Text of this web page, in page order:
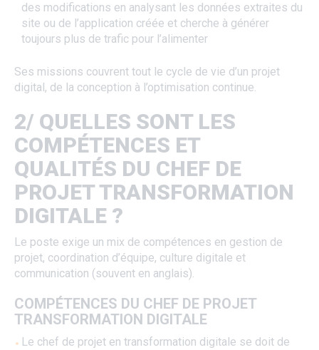
des modifications en analysant les données extraites du
site ou de l’application créée et cherche à générer
toujours plus de trafic pour l’alimenter
Ses missions couvrent tout le cycle de vie d’un projet
digital, de la conception à l’optimisation continue.
2/ QUELLES SONT LES
COMPÉTENCES ET
QUALITÉS DU CHEF DE
PROJET TRANSFORMATION
DIGITALE ?
Le poste exige un mix de compétences en gestion de
projet, coordination d’équipe, culture digitale et
communication (souvent en anglais).
COMPÉTENCES DU CHEF DE PROJET
TRANSFORMATION DIGITALE
Le chef de projet en transformation digitale se doit de